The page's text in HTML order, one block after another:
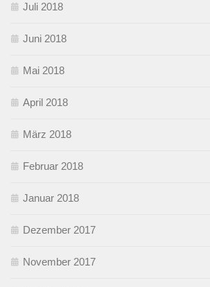
Juli 2018
Juni 2018
Mai 2018
April 2018
März 2018
Februar 2018
Januar 2018
Dezember 2017
November 2017